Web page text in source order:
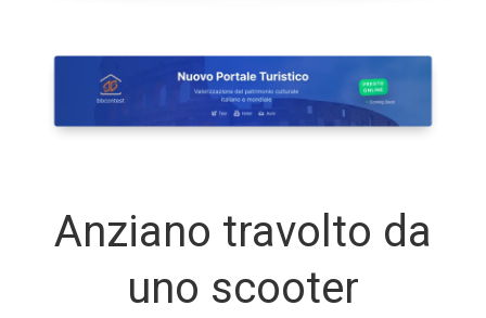
Anziano travolto da
uno scooter